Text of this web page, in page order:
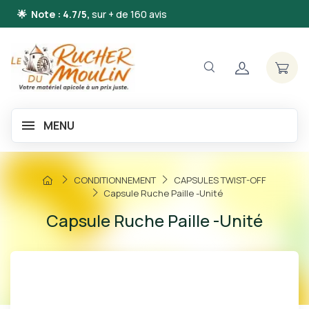
🌟 Note : 4.7/5, sur + de 160 avis
MENU
CONDITIONNEMENT
CAPSULES TWIST-OFF
Capsule Ruche Paille -Unité
Capsule Ruche Paille -Unité